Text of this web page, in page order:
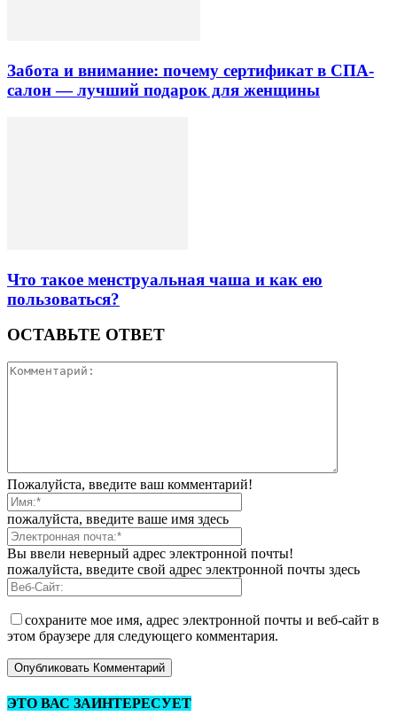
Забота и внимание: почему сертификат в СПА-
салон — лучший подарок для женщины
Что такое менструальная чаша и как ею
пользоваться?
ОСТАВЬТЕ ОТВЕТ
Пожалуйста, введите ваш комментарий!
пожалуйста, введите ваше имя здесь
Вы ввели неверный адрес электронной почты!
пожалуйста, введите свой адрес электронной почты здесь
сохраните мое имя, адрес электронной почты и веб-сайт в
этом браузере для следующего комментария.
ЭТО ВАС ЗАИНТЕРЕСУЕТ